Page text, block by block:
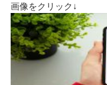
画像をクリック↓